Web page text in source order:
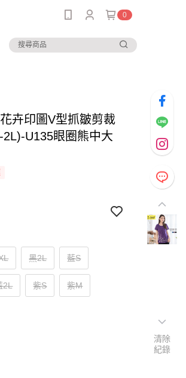
0
卉印圖V型抓皺剪裁
U135眼圈熊中大
黑2L 藍S
2L 紫S 紫M
清除
紀錄